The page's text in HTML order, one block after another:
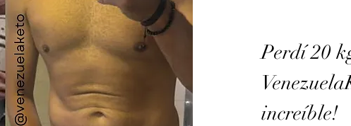
Perdí 20
increíble!